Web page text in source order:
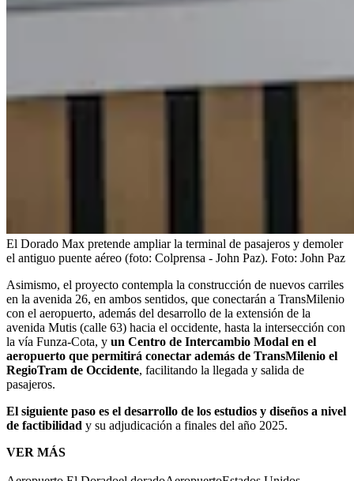
El Dorado Max pretende ampliar la terminal de pasajeros y demoler
el antiguo puente aéreo (foto: Colprensa - John Paz). Foto: John Paz
Asimismo, el proyecto contempla la construcción de nuevos carriles
en la avenida 26, en ambos sentidos, que conectarán a TransMilenio
con el aeropuerto, además del desarrollo de la extensión de la
avenida Mutis (calle 63) hacia el occidente, hasta la intersección con
la vía Funza-Cota, y un Centro de Intercambio Modal en el
aeropuerto que permitirá conectar además de TransMilenio el
RegioTram de Occidente, facilitando la llegada y salida de
pasajeros.
El siguiente paso es el desarrollo de los estudios y diseños a nivel
de factibilidad y su adjudicación a finales del año 2025.
VER MÁS